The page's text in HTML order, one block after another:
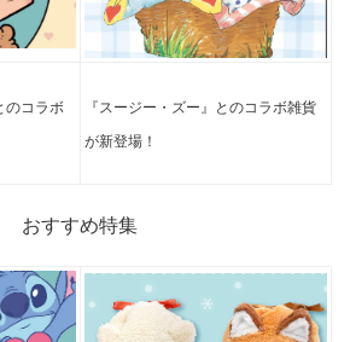
のコラボ
『スージー・ズー』とのコラボ雑貨
が新登場！
おすすめ特集